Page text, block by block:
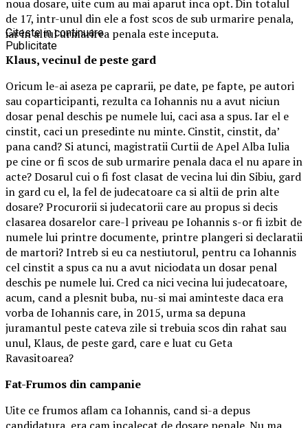
noua dosare, uite cum au mai aparut inca opt. Din totalul
de 17, intr-unul din ele a fost scos de sub urmarire penala,
iar in altul urmarirea penala este inceputa.
Klaus, vecinul de peste gard
Oricum le-ai aseza pe caprarii, pe date, pe fapte, pe autori
sau coparticipanti, rezulta ca Iohannis nu a avut niciun
dosar penal deschis pe numele lui, caci asa a spus. Iar el e
cinstit, caci un presedinte nu minte. Cinstit, cinstit, da’
pana cand? Si atunci, magistratii Curtii de Apel Alba Iulia
pe cine or fi scos de sub urmarire penala daca el nu apare in
acte? Dosarul cui o fi fost clasat de vecina lui din Sibiu, gard
in gard cu el, la fel de judecatoare ca si altii de prin alte
dosare? Procurorii si judecatorii care au propus si decis
clasarea dosarelor care-l priveau pe Iohannis s-or fi izbit de
numele lui printre documente, printre plangeri si declaratii
de martori? Intreb si eu ca nestiutorul, pentru ca Iohannis
cel cinstit a spus ca nu a avut niciodata un dosar penal
deschis pe numele lui. Cred ca nici vecina lui judecatoare,
acum, cand a plesnit buba, nu-si mai aminteste daca era
vorba de Iohannis care, in 2015, urma sa depuna
juramantul peste cateva zile si trebuia scos din rahat sau
unul, Klaus, de peste gard, care e luat cu Geta
Ravasitoarea?
Fat-Frumos din campanie
Uite ce frumos aflam ca Iohannis, cand si-a depus
Citeste in continuare
Publicitate